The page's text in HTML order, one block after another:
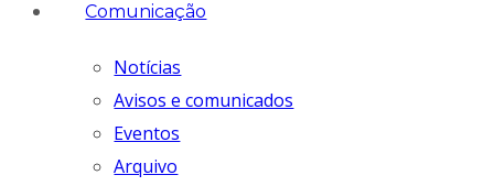
Comunicação
Notícias
Avisos e comunicados
Eventos
Arquivo